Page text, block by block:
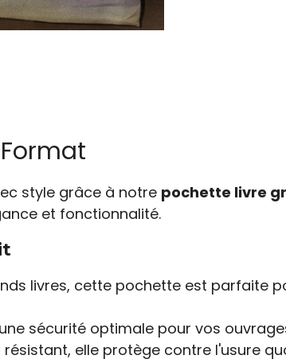
style grâce à notre pochette livre
et fonctionnalité.
livres, cette pochette est parfaite
sécurité optimale pour vos
résistant, elle protège contre l'usure